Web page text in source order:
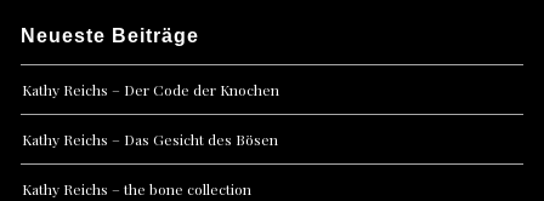
Neueste Beiträge
Kathy Reichs – Der Code der Knochen
Kathy Reichs – Das Gesicht des Bösen
Kathy Reichs – the bone collection